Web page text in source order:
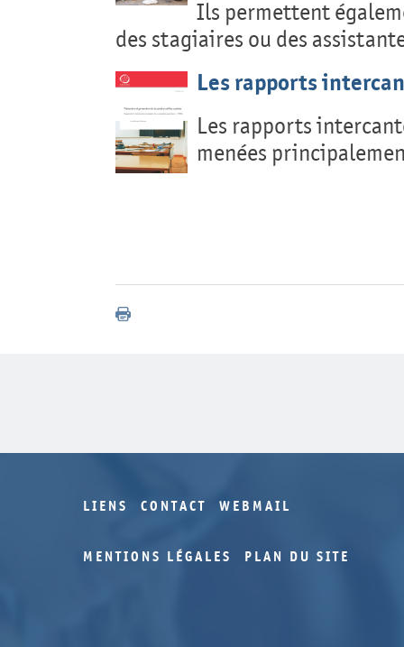
Ils permettent
des stagiaires ou des assistant
Les rapports
Les rapports
menées
LIENS CONTACT WEBMAIL
MENTIONS LÉGALES PLAN DU SITE